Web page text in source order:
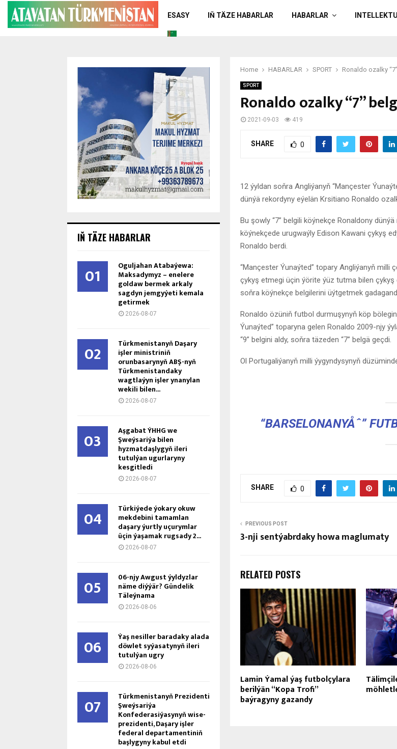
ESASY IŇ TÄZE HABARLAR HABARLAR
Home HABARLAR SPORT Ronaldo ozalky
SPORT
Ronaldo ozalky “7”
2021-09-03 419
SHARE 0
12 ýyldan soňra Angliýanyň “Mançester
dünýä rekordyny eýelän Krsitiano Ronaldo
Bu şowly “7” belgili köýnekçe Ronaldony
köýnekçede urugwaýly Edison Kawani çykyş
Ronaldo berdi.
“Mançester Ýunaýted” topary Angliýanyň milli
çykyş etmegi üçin ýörite ýüz tutma bilen
soňra köýnekçe belgilerini üýtgetmek
Ronaldo özüniň futbol durmuşynyň köp
Ýunaýted” toparyna gelen Ronaldo 2009-njy
“9” belgini aldy, soňra täzeden “7” belgä geçdi.
Ol Portugaliýanyň milli ýygyndysynyň
“BARSELONANYÅˆ”
SHARE 0
PREVIOUS POST
3-nji sentýabrdaky howa maglumaty
RELATED POSTS
Lamin Ýamal ýaş futbolçylara
berilýän “Kopa Trofi”
baýragyny gazandy
IŇ TÄZE HABARLAR
01 Oguljahan Atabaýewa:
Maksadymyz – enelere
goldaw bermek arkaly
sagdyn jemgyýeti kemala
getirmek
2026-08-07
02 Türkmenistanyň Daşary
işler ministriniň
orunbasarynyň ABŞ-nyň
Türkmenistandaky
wagtlaýyn işler ynanylan
wekili bilen...
2026-08-07
03 Aşgabat ÝHHG we
Şweýsariýa bilen
hyzmatdaşlygyň ileri
tutulýan ugurlaryny
kesgitledi
2026-08-07
04 Türkiýede ýokary okuw
mekdebini tamamlan
daşary ýurtly uçurymlar
üçin ýaşamak rugsady 2...
2026-08-07
05 06-njy Awgust ýyldyzlar
näme diýýär? Gündelik
Täleýnama
2026-08-06
06 Ýaş ne­sil­ler ba­ra­da­ky ala­da
döw­let sy­ýa­sa­ty­nyň ile­ri
tu­tul­ýan ug­ry
2026-08-06
07 Türkmenistanyň Prezidenti
Şweýsariýa
Konfederasiýasynyň wise-
prezidenti, Daşary işler
federal departamentiniň
başlygyny kabul etdi